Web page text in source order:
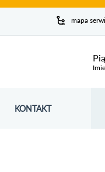
mapa
KONTAKT